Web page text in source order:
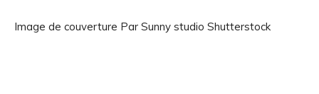
Image de couverture Par Sunny studio Shutterstock